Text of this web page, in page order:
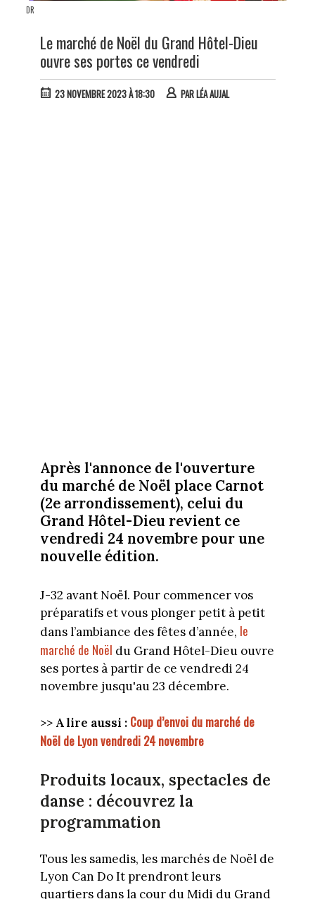
DR
Le marché de Noël du Grand Hôtel-Dieu
ouvre ses portes ce vendredi
23 NOVEMBRE 2023 À 18:30 PARLÉA AUJAL
Après l'annonce de l'ouverture
du marché de Noël place Carnot
(2e arrondissement), celui du
Grand Hôtel-Dieu revient ce
vendredi 24 novembre pour une
nouvelle édition.
J-32 avant Noël. Pour commencer vos
préparatifs et vous plonger petit à petit
dans l’ambiance des fêtes d’année, le
marché de Noël du Grand Hôtel-Dieu ouvre
ses portes à partir de ce vendredi 24
novembre jusqu'au 23 décembre.
>> A lire aussi : Coup d’envoi du marché de
Noël de Lyon vendredi 24 novembre
Produits locaux, spectacles de
danse : découvrez la
programmation
Tous les samedis, les marchés de Noël de
Lyon Can Do It prendront leurs
quartiers dans la cour du Midi du Grand